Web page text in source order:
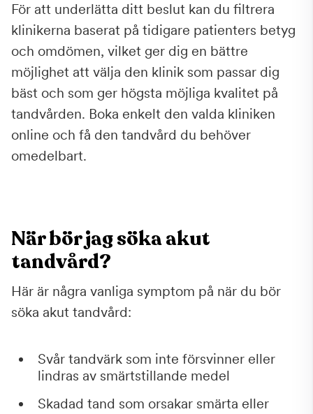
För att underlätta ditt beslut kan du filtrera
klinikerna baserat på tidigare patienters betyg
och omdömen, vilket ger dig en bättre
möjlighet att välja den klinik som passar dig
bäst och som ger högsta möjliga kvalitet på
tandvården. Boka enkelt den valda kliniken
online och få den tandvård du behöver
omedelbart.
När bör jag söka akut
tandvård?
Här är några vanliga symptom på när du bör
söka akut tandvård:
Svår tandvärk som inte försvinner eller
lindras av smärtstillande medel
Skadad tand som orsakar smärta eller